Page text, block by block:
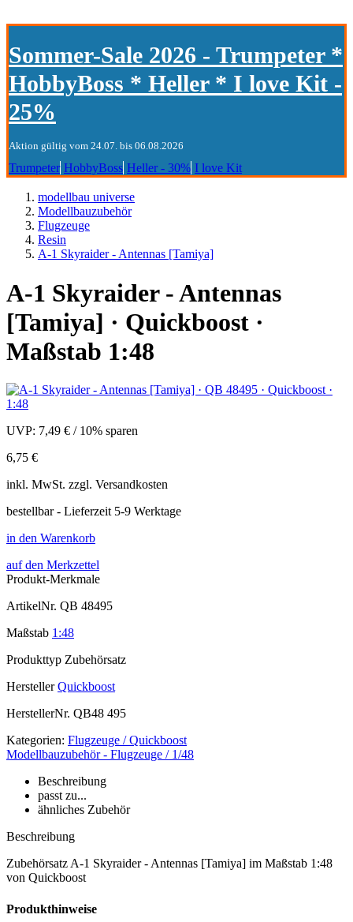
Sommer-Sale 2026 - Trumpeter *
HobbyBoss * Heller * I love Kit -
25%
Aktion gültig vom 24.07. bis 06.08.2026
Trumpeter HobbyBoss Heller - 30% I love Kit
modellbau universe
Modellbauzubehör
Flugzeuge
Resin
A-1 Skyraider - Antennas [Tamiya]
A-1 Skyraider - Antennas
[Tamiya] · Quickboost ·
Maßstab 1:48
UVP: 7,49 € / 10% sparen
6,75 €
inkl. MwSt. zzgl. Versandkosten
bestellbar - Lieferzeit 5-9 Werktage
in den Warenkorb
auf den Merkzettel
Produkt-Merkmale
ArtikelNr. QB 48495
Maßstab 1:48
Produkttyp Zubehörsatz
Hersteller Quickboost
HerstellerNr. QB48 495
Kategorien: Flugzeuge / Quickboost
Modellbauzubehör - Flugzeuge / 1/48
Beschreibung
passt zu...
ähnliches Zubehör
Beschreibung
Zubehörsatz A-1 Skyraider - Antennas [Tamiya] im Maßstab 1:48
von Quickboost
Produkthinweise